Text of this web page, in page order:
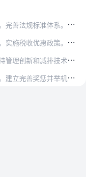
机动车排放检验与强制维修管理办法。各地根据监管需要，制定出台机动车…
对节能、新能源车船减免车船税的政策。各地研究建立柴油车加装、更换污…
传统内燃机高效节能减排技术，提升发动机热效率，优化尾气处理工艺。积极发…
完成情况考核，纳入打赢蓝天保卫战成效考核。建立考核激励和容错机制，及时…